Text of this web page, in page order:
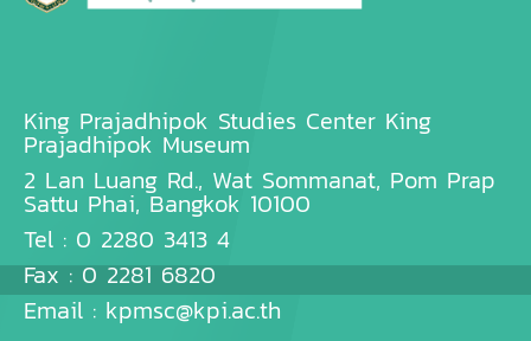
King Prajadhipok Studies Center King
Prajadhipok Museum
2 Lan Luang Rd., Wat Sommanat, Pom Prap
Sattu Phai, Bangkok 10100
Tel : 0 2280 3413 4
Fax : 0 2281 6820
Email : kpmsc@kpi.ac.th